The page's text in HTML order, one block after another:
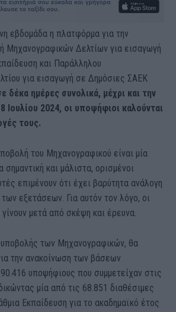
εβδομάδα η πλατφόρμα για την
Μηχανογραφικών Δελτίων για εισαγωγή
και Παράλληλου
για εισαγωγή σε Δημόσιες ΣΑΕΚ
δέκα ημέρες συνολικά, μέχρι και την
Ιουλίου 2024, οι υποψήφιοι καλούνται
τους.
του Μηχανογραφικού είναι μία
σημαντική και μάλιστα, ορισμένοι
επιμένουν ότι έχει βαρύτητα ανάλογη
εξετάσεων. Για αυτόν τον λόγο, οι
μετά από σκέψη και έρευνα.
υποβολής των Μηχανογραφικών, θα
την ανακοίνωση των βάσεων
υποψήφιους που συμμετείχαν στις
μία από τις 68.851 διαθέσιμες
Εκπαίδευση για το ακαδημαϊκό έτος